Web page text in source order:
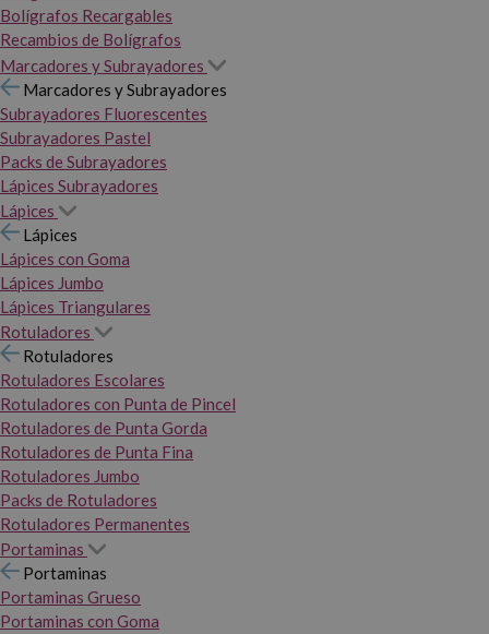
Bolígrafos Recargables
Recambios de Bolígrafos
Marcadores y Subrayadores
Marcadores y Subrayadores
Subrayadores Fluorescentes
Subrayadores Pastel
Packs de Subrayadores
Lápices Subrayadores
Lápices
Lápices
Lápices con Goma
Lápices Jumbo
Lápices Triangulares
Rotuladores
Rotuladores
Rotuladores Escolares
Rotuladores con Punta de Pincel
Rotuladores de Punta Gorda
Rotuladores de Punta Fina
Rotuladores Jumbo
Packs de Rotuladores
Rotuladores Permanentes
Portaminas
Portaminas
Portaminas Grueso
Portaminas con Goma